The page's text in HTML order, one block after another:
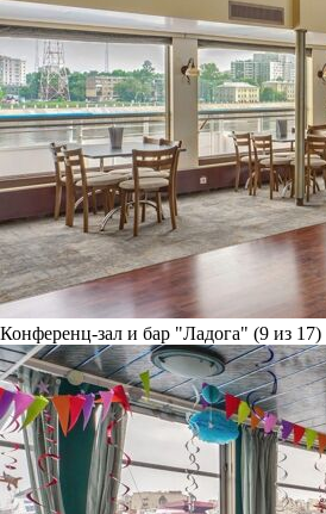
Конференц-зал и бар "Ладога" (9 из 17)